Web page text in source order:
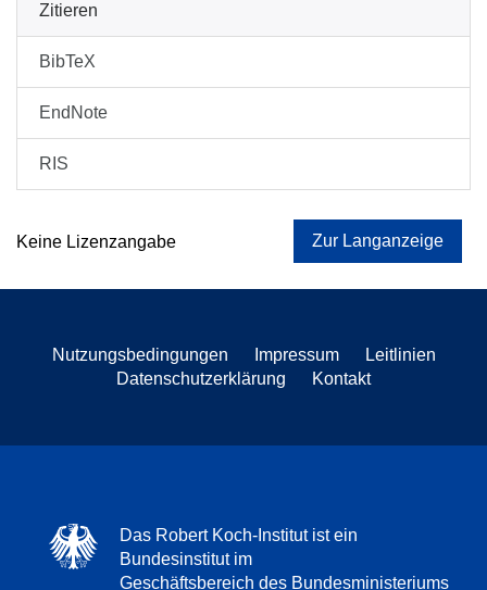
Zitieren
BibTeX
EndNote
RIS
Keine Lizenzangabe Zur Langanzeige
Nutzungsbedingungen Impressum
Leitlinien
Datenschutzerklärung
Kontakt
Das Robert Koch-Institut ist ein
Bundesinstitut im
Geschäftsbereich des Bundesministeriums